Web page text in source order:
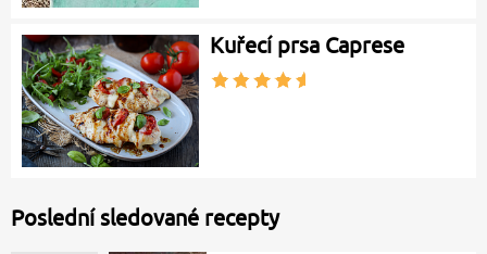
Kuřecí prsa Caprese
Poslední sledované recepty